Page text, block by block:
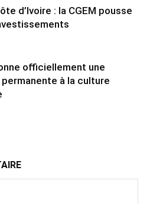
d’Ivoire : la CGEM pousse
officiellement une
à la culture